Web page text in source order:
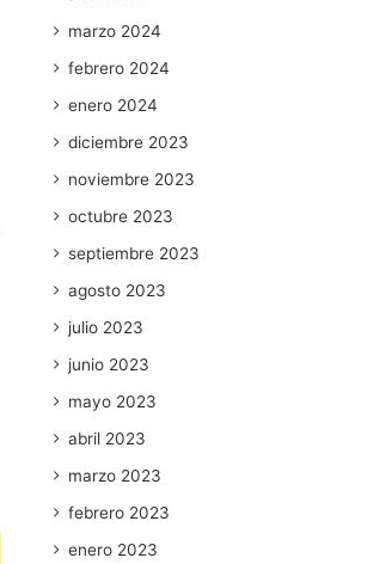
marzo 2024
febrero 2024
enero 2024
diciembre 2023
noviembre 2023
octubre 2023
septiembre 2023
agosto 2023
julio 2023
junio 2023
mayo 2023
abril 2023
marzo 2023
febrero 2023
enero 2023